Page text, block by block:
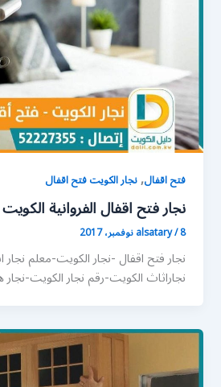
فتح اقفال,نجار الكويت فتح اقفال
نجار فتح اقفال الفروانية الكويت
alsatary/8 نوفمبر، 2017
نجار فتح اقفال -نجار الكويت-معلم
نجاراثاث الكويت-رقم نجار الكويت-